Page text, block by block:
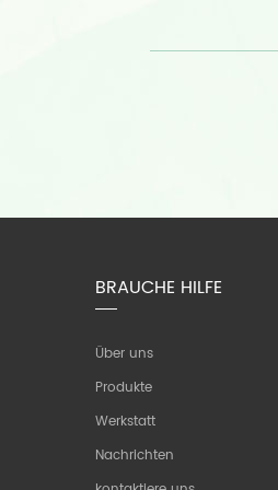
BRAUCHE HILFE
Über uns
Produkte
Werkstatt
Nachrichten